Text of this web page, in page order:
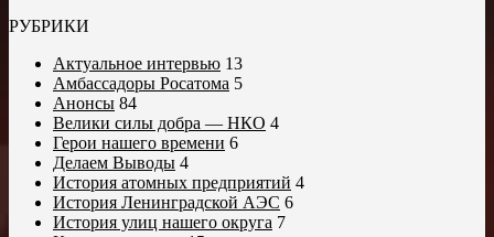
РУБРИКИ
Актуальное интервью 13
Амбассадоры Росатома 5
Анонсы 84
Велики силы добра — НКО 4
Герои нашего времени 6
Делаем Выводы 4
История атомных предприятий 4
История Ленинградской АЭС 6
История улиц нашего округа 7